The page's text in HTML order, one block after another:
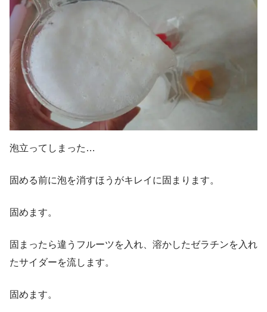
泡立ってしまった…
固める前に泡を消すほうがキレイに固まります。
固めます。
固まったら違うフルーツを入れ、溶かしたゼラチンを入れ
たサイダーを流します。
固めます。